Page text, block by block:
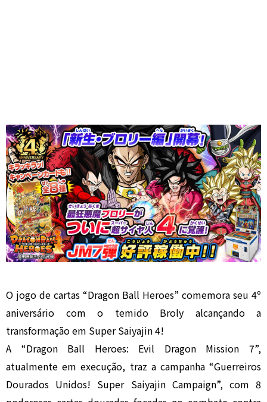
O jogo de cartas “Dragon Ball Heroes” comemora seu 4º
aniversário com o temido Broly alcançando a
transformação em Super Saiyajin 4!
A “Dragon Ball Heroes: Evil Dragon Mission 7”,
atualmente em execução, traz a campanha “Guerreiros
Dourados Unidos! Super Saiyajin Campaign”, com 8